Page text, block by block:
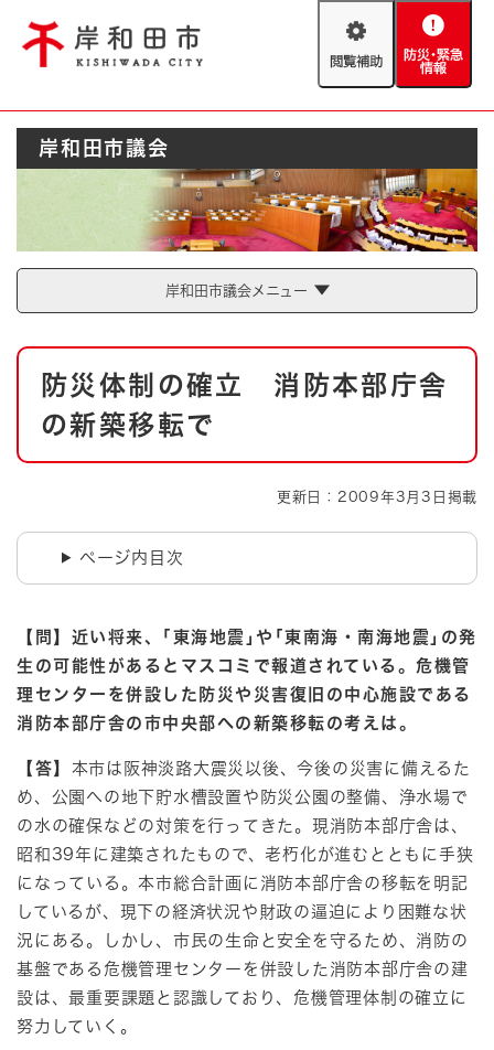
閲
助
防
緊
情
報
Foreign language
やさしい日本語
とじる
防災・緊急情報
ハザードマップ AED設置箇所
とじる
岸和田市議会
岸和田市議会メニュー
本
防災体制の確立 消防本部庁舎
の新築移転で
更新日：2009年3月3日掲載
ページ内目次
【問】近い将来、｢東海地震｣や｢東南海・南海地震｣の発
生の可能性があるとマスコミで報道されている。 危機管
理センターを併設した防災や災害復旧の中心施設である
消防本部庁舎の市中央部への新築移転の考えは。
【答】 本市は阪神淡路大震災以後、今後の災害に備えるた
め、公園への地下貯水槽設置や防災公園の整備、浄水場で
の水の確保などの対策を行ってきた。現消防本部庁舎は、
昭和39年に建築されたもので、老朽化が進むとともに手狭
になっている。本市総合計画に消防本部庁舎の移転を明記
しているが、現下の経済状況や財政の逼迫により困難な状
況にある。しかし、市民の生命と安全を守るため、消防の
基盤である危機管理センターを併設した消防本部庁舎の建
設は、最重要課題と認識しており、危機管理体制の確立に
努力していく。